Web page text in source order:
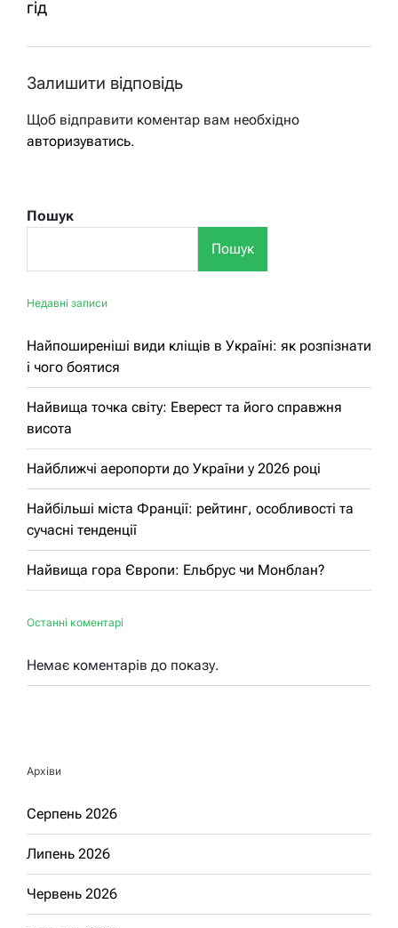
гід
Залишити відповідь
Щоб відправити коментар вам необхідно
авторизуватись.
Пошук
Пошук
Недавні записи
Найпоширеніші види кліщів в Україні: як розпізнати
і чого боятися
Найвища точка світу: Еверест та його справжня
висота
Найближчі аеропорти до України у 2026 році
Найбільші міста Франції: рейтинг, особливості та
сучасні тенденції
Найвища гора Європи: Ельбрус чи Монблан?
Останні коментарі
Немає коментарів до показу.
Архіви
Серпень 2026
Липень 2026
Червень 2026